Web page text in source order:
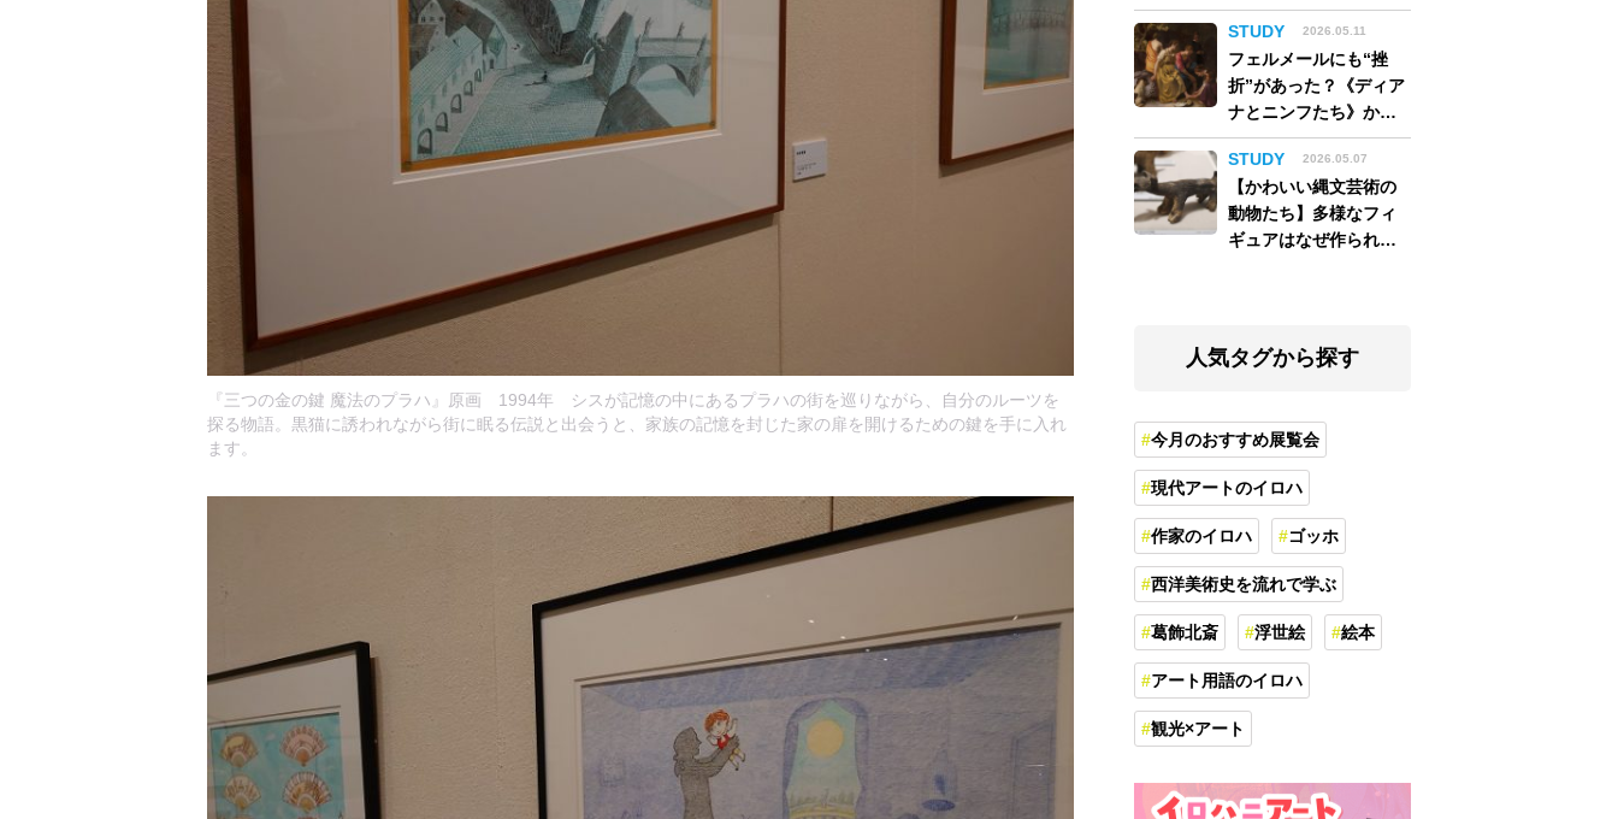
『三つの金の鍵 魔法のプラハ』原画 1994年 シスが記憶の中にあるプラハの街を巡りながら、自分のルーツを
探る物語。黒猫に誘われながら街に眠る伝説と出会うと、家族の記憶を封じた家の扉を開けるための鍵を手に入れ
ます。
アム】
STUDY 2026.05.11
フェルメールにも“挫
折”があった？《ディア
ナとニンフたち》から
読み解く巨匠の夢
STUDY
2026.05.07
【かわいい縄文芸術の
動物たち】多様なフィ
ギュアはなぜ作られ
人気タグから探す
今月のおすすめ展覧会
現代アートのイロハ
作家のイロハ ゴッホ
西洋美術史を流れで学ぶ
葛飾北斎 浮世絵 絵本
アート用語のイロハ
観光×アート